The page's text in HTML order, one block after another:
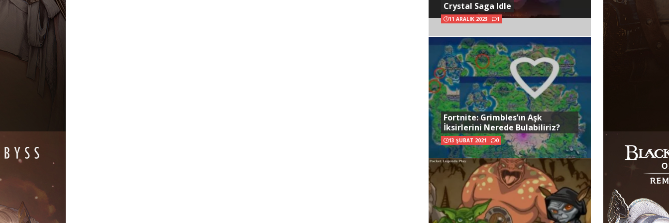
Crystal Saga Idle
11 ARALIK 2023 1
Fortnite: Grimbles’ın Aşk
İksirlerini Nerede Bulabiliriz?
13 ŞUBAT 2021 0